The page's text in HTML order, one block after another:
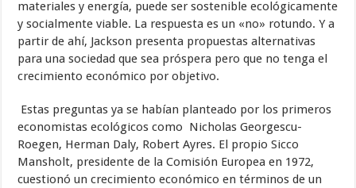
materiales y energía, puede ser sostenible ecológicamente
y socialmente viable. La respuesta es un «no» rotundo. Y a
partir de ahí, Jackson presenta propuestas alternativas
para una sociedad que sea próspera pero que no tenga el
crecimiento económico por objetivo.
Estas preguntas ya se habían planteado por los primeros
economistas ecológicos como Nicholas Georgescu-
Roegen, Herman Daly, Robert Ayres. El propio Sicco
Mansholt, presidente de la Comisión Europea en 1972,
cuestionó un crecimiento económico en términos de un